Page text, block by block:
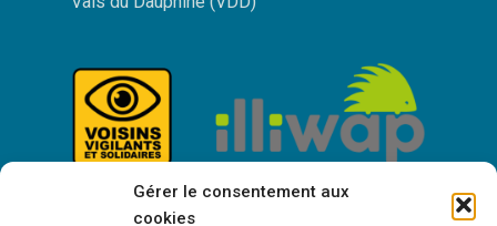
Gérer le consentement aux
cookies